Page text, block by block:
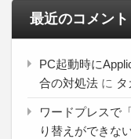
最近のコメント
PC起動時に
合の対処法 に
ワードプレスで
り替えができな